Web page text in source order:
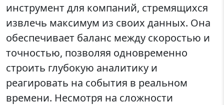
инструмент для компаний, стремящихся
извлечь максимум из своих данных. Она
обеспечивает баланс между скоростью и
точностью, позволяя одновременно
строить глубокую аналитику и
реагировать на события в реальном
времени. Несмотря на сложности